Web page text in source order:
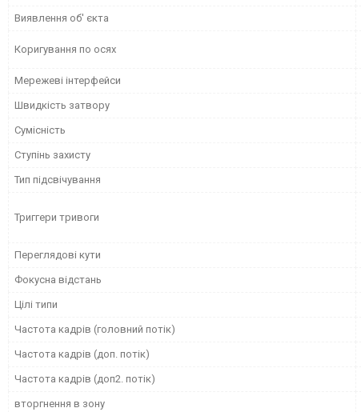
Виявлення об' єкта
Коригування по осях
Мережеві інтерфейси
Швидкість затвору
Сумісність
Ступінь захисту
Тип підсвічування
Триггери тривоги
Переглядові кути
Фокусна відстань
Цілі типи
Частота кадрів (головний потік)
Частота кадрів (доп. потік)
Частота кадрів (доп2. потік)
вторгнення в зону